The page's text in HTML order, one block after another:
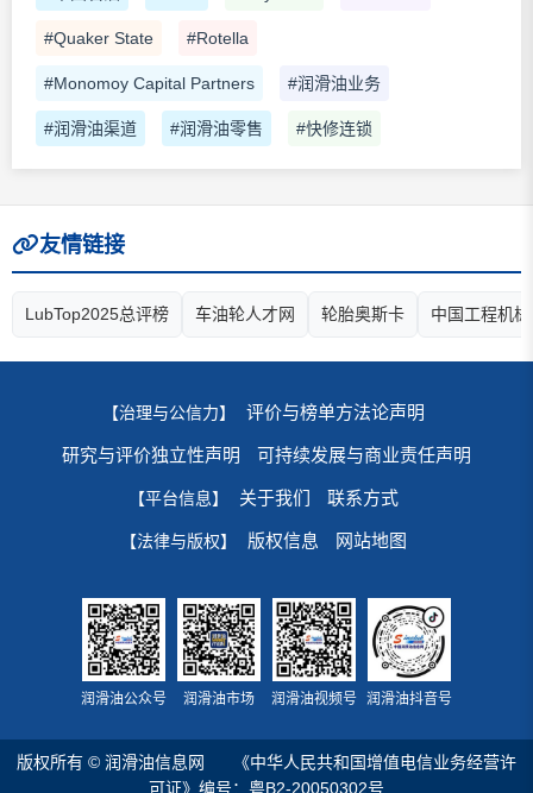
#Quaker State #Rotella
#Monomoy Capital Partners #润滑油业务
#润滑油渠道 #润滑油零售 #快修连锁
友情链接
LubTop2025总评榜 车油轮人才网 轮胎奥斯卡 中国工程机
【治理与公信力】 评价与榜单方法论声明
研究与评价独立性声明 可持续发展与商业责任声明
【平台信息】 关于我们 联系方式
【法律与版权】 版权信息 网站地图
润滑油公众号 润滑油市场 润滑油视频号 润滑油抖音号
版权所有 © 润滑油信息网
《中华人民共和国增值电信业务经营许
可证》编号：粤B2-20050302号